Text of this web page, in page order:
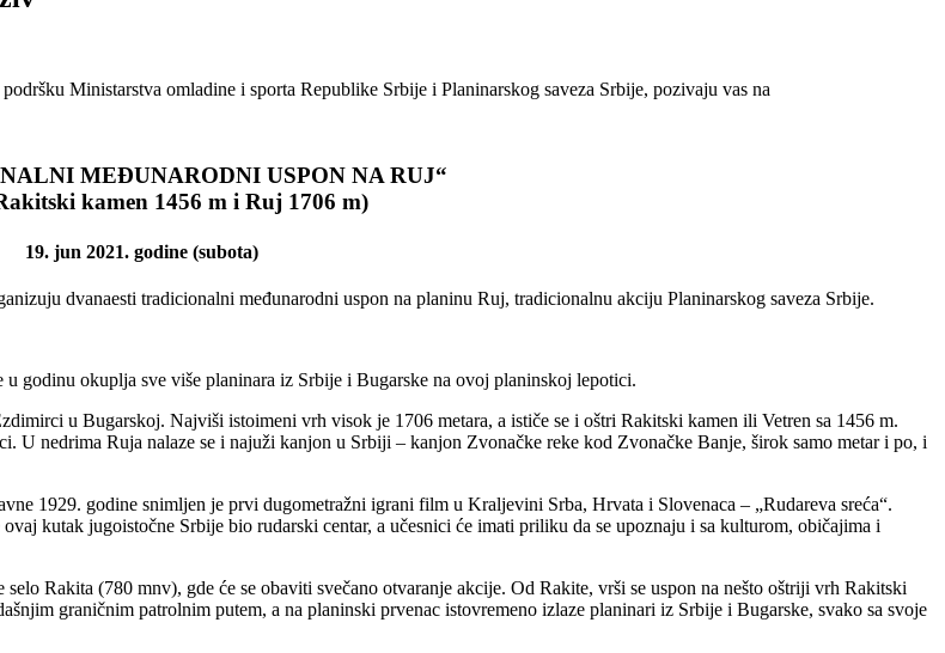
Ministarstva omladine i sporta Republike Srbije i Planinarskog saveza Srbije, pozivaju vas na
MEĐUNARODNI USPON NA RUJ“
kamen 1456 m i Ruj 1706 m)
19. jun 2021. godine (subota)
dvanaesti tradicionalni međunarodni uspon na planinu Ruj, tradicionalnu akciju Planinarskog saveza Srbije.
godinu okuplja sve više planinara iz Srbije i Bugarske na ovoj planinskoj lepotici.
u Bugarskoj. Najviši istoimeni vrh visok je 1706 metara, a ističe se i oštri Rakitski kamen ili Vetren sa 1456 m.
nedrima Ruja nalaze se i najuži kanjon u Srbiji – kanjon Zvonačke reke kod Zvonačke Banje, širok samo metar i po, i
1929. godine snimljen je prvi dugometražni igrani film u Kraljevini Srba, Hrvata i Slovenaca – „Rudareva sreća“.
kutak jugoistočne Srbije bio rudarski centar, a učesnici će imati priliku da se upoznaju i sa kulturom, običajima i
Rakita (780 mnv), gde će se obaviti svečano otvaranje akcije. Od Rakite, vrši se uspon na nešto oštriji vrh Rakitski
graničnim patrolnim putem, a na planinski prvenac istovremeno izlaze planinari iz Srbije i Bugarske, svako sa svoje